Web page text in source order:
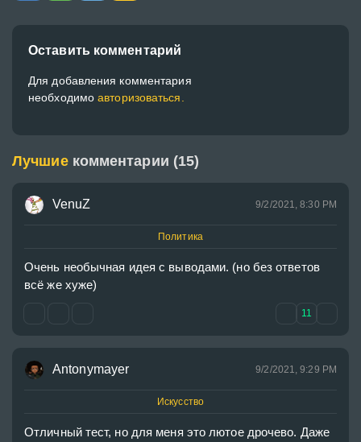
Оставить комментарий
Для добавления комментария
необходимоавторизоваться.
Лучшие комментарии (15)
VenuZ 9/2/2021, 8:30 PM
Политика
Очень необычная идея с выводами. (но без ответов
всё же хуже)
11
Antonymayer 9/2/2021, 9:29 PM
Искусство
Отличный тест, но для меня это лютое дрочево. Даже